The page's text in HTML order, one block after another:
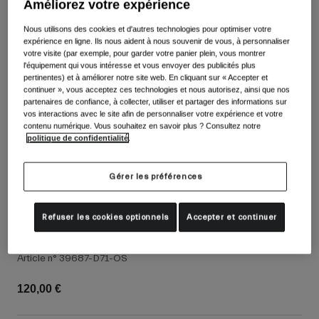
Chaussures
Chaussures Vélo Route
Chaussures VTT
Chaussures Gravel
Voir tout
Vêtements
Vêtements Vélo Route
Masques
Ski
Snowboard
Avec verres interchangeables
Verre de remplacement
Voir tout
Enfants
Casques
Écran de remplacement VIVID pour Comp
Article n° 39687-D71-OS
120,00 €
Améliorez votre expérience
Nous utilisons des cookies et d'autres technologies pour optimiser votre
expérience en ligne. Ils nous aident à nous souvenir de vous, à personnaliser
votre visite (par exemple, pour garder votre panier plein, vous montrer
l'équipement qui vous intéresse et vous envoyer des publicités plus
pertinentes) et à améliorer notre site web. En cliquant sur « Accepter et
continuer », vous acceptez ces technologies et nous autorisez, ainsi que nos
partenaires de confiance, à collecter, utiliser et partager des informations sur
vos interactions avec le site afin de personnaliser votre expérience et votre
contenu numérique. Vous souhaitez en savoir plus ? Consultez notre
politique de confidentialité
Gérer les préférences
Refuser les cookies optionnels Accepter et continuer